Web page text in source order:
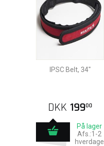
IPSC Belt, 34"
DKK 19900
På lager
Afs.:1-2
hverdage